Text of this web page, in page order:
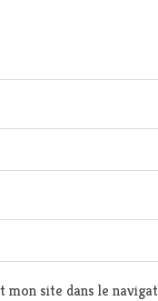
site dans le